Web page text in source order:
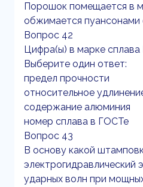
Порошок помещается в
обжимается пуансонами
Вопрос 42
Цифра(ы) в марке
Выберите один ответ:
предел прочности
относительное
содержание алюминия
номер сплава в ГОСТе
Вопрос 43
В основу какой
электрогидравлический
ударных волн при